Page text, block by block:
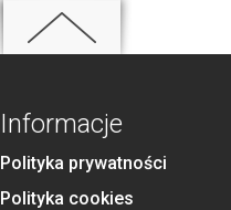
Informacje
Polityka prywatności
Polityka cookies